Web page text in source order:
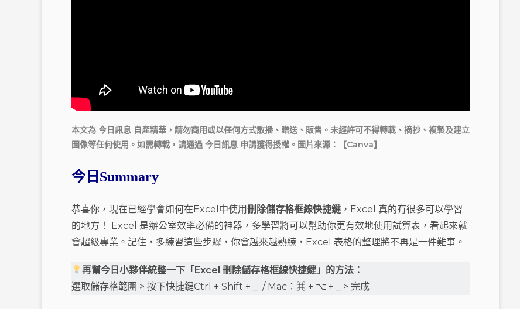
本文為 今日訊息 自產精華，請勿商用或以任何方式散播、贈送、販售。未經許可不得轉載、摘抄、複製及建立
圖像等任何使用。如需轉載，請通過 今日訊息 申請獲得授權。圖片來源：【Canva】
今日Summary
恭喜你，現在已經學會如何在Excel中使用刪除儲存格框線快捷鍵 ，Excel 真的有很多可以學習
的地方！ Excel 是辦公室效率必備的神器，多學習將可以幫助你更有效地使用試算表，看起來就
會超級專業。記住，多練習這些步驟，你會越來越熟練，Excel 表格的整理將不再是一件難事。
再幫今日小夥伴統整一下「 Excel 刪除儲存格框線快捷鍵 」的方法：
選取儲存格範圍 > 按下快捷鍵Ctrl + Shift + _ / Mac：⌘ + ⌥ + _ > 完成